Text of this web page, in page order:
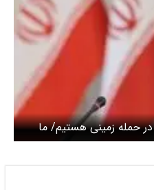
در حمله زمینی هستیم/ ما
نکردیم